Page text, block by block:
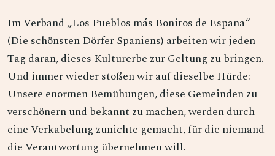
Im Verband „Los Pueblos más Bonitos de España“
(Die schönsten Dörfer Spaniens) arbeiten wir jeden
Tag daran, dieses Kulturerbe zur Geltung zu bringen.
Und immer wieder stoßen wir auf dieselbe Hürde:
Unsere enormen Bemühungen, diese Gemeinden zu
verschönern und bekannt zu machen, werden durch
eine Verkabelung zunichte gemacht, für die niemand
die Verantwortung übernehmen will.